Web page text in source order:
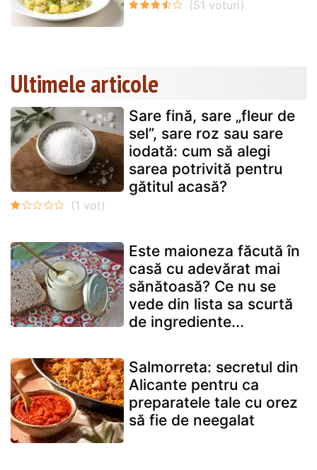
Ultimele articole
Sare fină, sare „fleur de
sel”, sare roz sau sare
iodată: cum să alegi
sarea potrivită pentru
gătitul acasă?
Este maioneza făcută în
casă cu adevărat mai
sănătoasă? Ce nu se
vede din lista sa scurtă
de ingrediente...
Salmorreta: secretul din
Alicante pentru ca
preparatele tale cu orez
să fie de neegalat